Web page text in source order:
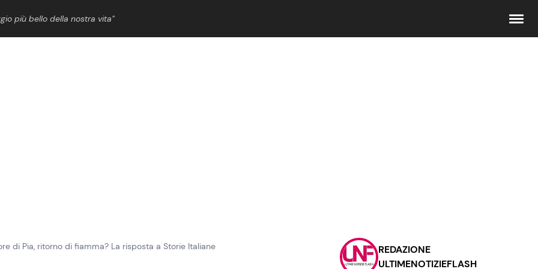
più bello della nostra vita”
Contattaci
Pubblicità
di Pia, ritorno di fiamma? La risposta a Storie Italiane
REDAZIONE
ULTIMENOTIZIEFLASH